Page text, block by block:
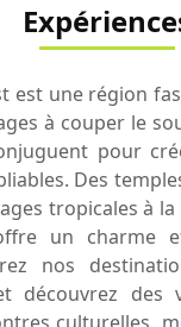
est une région
à couper le
pour
Des
tropicales à
un charme
nos
découvrez des